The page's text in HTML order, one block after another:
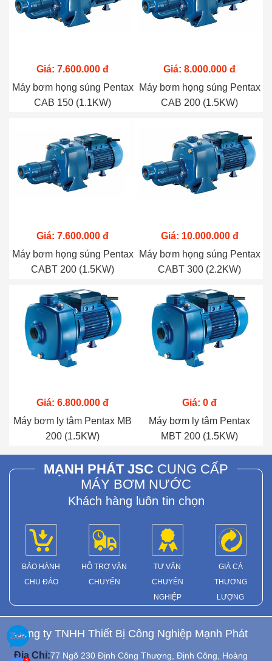
Giá: 7.600.000 đ
Máy bơm họng súng Pentax
CAB 150 (1.1KW)
Giá: 8.000.000 đ
Máy bơm họng súng Pentax
CAB 200 (1.5KW)
Giá: 7.600.000 đ
Máy bơm họng súng Pentax
CABT 200 (1.5KW)
Giá: 10.000.000 đ
Máy bơm họng súng Pentax
CABT 300 (2.2KW)
Giá: 6.800.000 đ
Máy bơm ly tâm Pentax MB
200 (1.5KW)
Giá: 0 đ
Máy bơm ly tâm Pentax
MBT 200 (1.5KW)
MẠNH PHÁT JSC CUNG CẤP
MÁY BƠM NƯỚC
Khách hàng luôn tin chọn
BẢO HÀNH
CHU ĐÁO
HỖ TRỢ VẬN
CHUYỂN
TƯ VẤN
CHUYÊN
NGHIỆP
GIÁ CẢ
THƯƠNG
LƯỢNG
Công ty TNHH Thiết Bị Công Nghiệp Mạnh Phát
Địa Chỉ:77 Ngõ 230 Định Công Thượng, Định Công, Hoàng